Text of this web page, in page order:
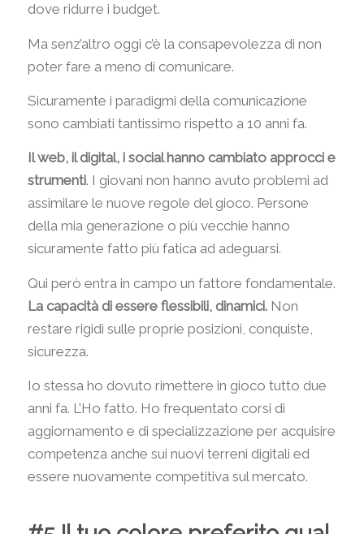
dove ridurre i budget.
Ma senz’altro oggi c’è la consapevolezza di non
poter fare a meno di comunicare.
Sicuramente i paradigmi della comunicazione
sono cambiati tantissimo rispetto a 10 anni fa.
Il web, il digital, i social hanno cambiato approcci e
strumenti. I giovani non hanno avuto problemi ad
assimilare le nuove regole del gioco. Persone
della mia generazione o più vecchie hanno
sicuramente fatto più fatica ad adeguarsi.
Qui però entra in campo un fattore fondamentale.
La capacità di essere flessibili, dinamici.Non
restare rigidi sulle proprie posizioni, conquiste,
sicurezza.
Io stessa ho dovuto rimettere in gioco tutto due
anni fa. L’Ho fatto. Ho frequentato corsi di
aggiornamento e di specializzazione per acquisire
competenza anche sui nuovi terreni digitali ed
essere nuovamente competitiva sul mercato.